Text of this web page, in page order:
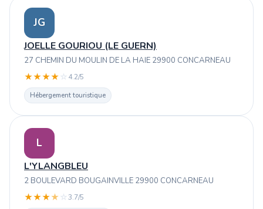
JG
JOELLE GOURIOU (LE GUERN)
27 CHEMIN DU MOULIN DE LA HAIE 29900 CONCARNEAU
★★★★ ☆ 4.2/5
Hébergement touristique
L
L'YLANGBLEU
2 BOULEVARD BOUGAINVILLE 29900 CONCARNEAU
★★★★ ☆3.7/5